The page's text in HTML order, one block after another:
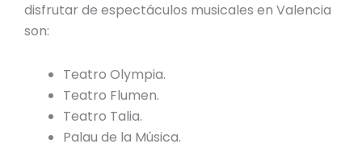
disfrutar deespectáculos musicales en Valencia
son:
Teatro Olympia.
Teatro Flumen.
Teatro Talia.
Palau de la Música.